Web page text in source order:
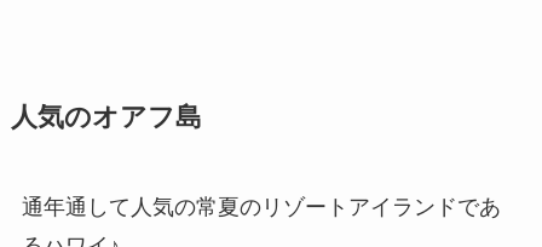
人気のオアフ島
通年通して人気の常夏のリゾートアイランドであ